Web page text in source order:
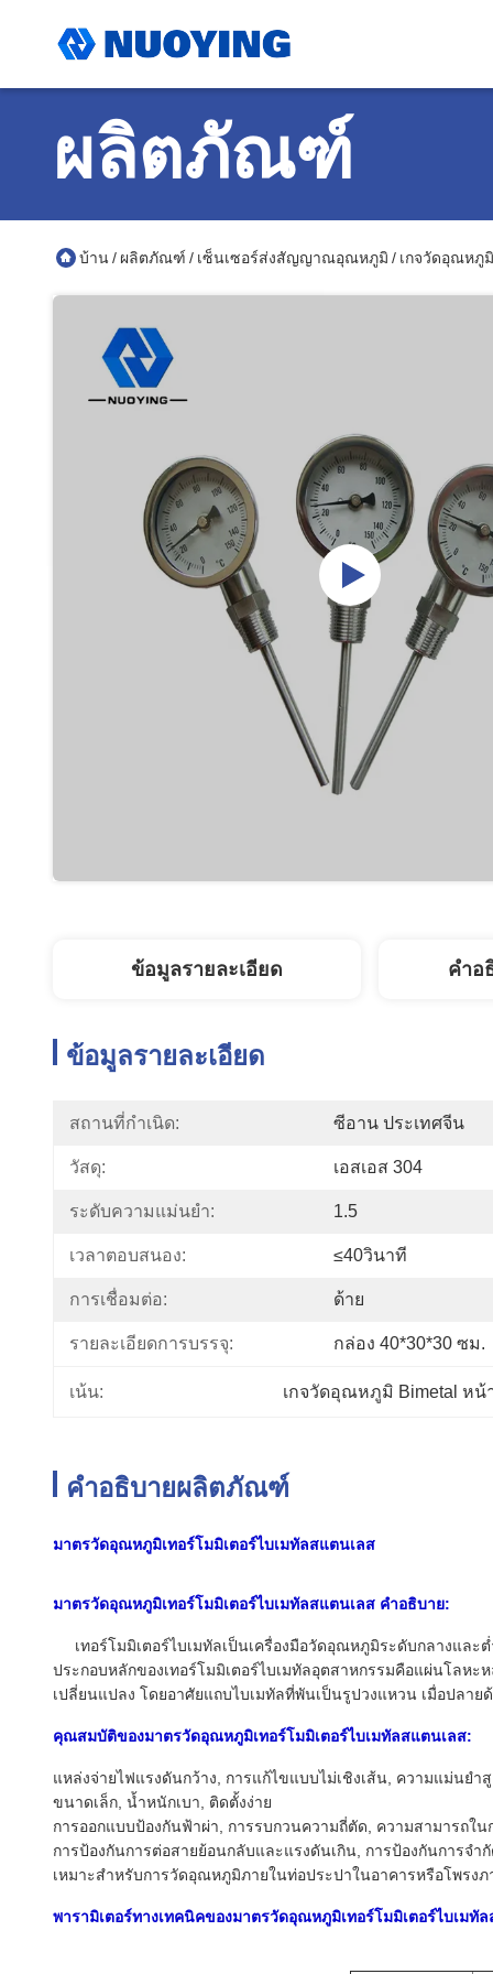
ผลิตภัณฑ์
บ้าน/ ผลิตภัณฑ์ / เซ็นเซอร์ส่งสัญญาณอุณหภูมิ / เกจวัดอุณหภู
ข้อมูลรายละเอียด คำอ
ข้อมูลรายละเอียด
สถานที่กำเนิด: ซีอาน ประเทศจีน
วัสดุ: เอสเอส 304
ระดับความแม่นยำ: 1.5
เวลาตอบสนอง: ≤40วินาที
การเชื่อมต่อ: ด้าย
รายละเอียดการบรรจุ: กล่อง 40*30*30 ซม.
เน้น: เกจวัดอุณหภูมิ Bimetal หน้
คำอธิบายผลิตภัณฑ์
มาตรวัดอุณหภูมิเทอร์โมมิเตอร์ไบเมทัลสแตนเลส
มาตรวัดอุณหภูมิเทอร์โมมิเตอร์ไบเมทัลสแตนเลส คำอธิบาย:
เทอร์โมมิเตอร์ไบเมทัลเป็นเครื่องมือวัดอุณหภูมิระดับกลางและ
ประกอบหลักของเทอร์โมมิเตอร์ไบเมทัลอุตสาหกรรมคือแผ่นโล
เปลี่ยนแปลง โดยอาศัยแถบไบเมทัลที่พันเป็นรูปวงแหวน เมื่อปลา
คุณสมบัติของมาตรวัดอุณหภูมิเทอร์โมมิเตอร์ไบเมทัลสแตนเลส:
แหล่งจ่ายไฟแรงดันกว้าง, การแก้ไขแบบไม่เชิงเส้น, ความแม่นยำ
ขนาดเล็ก, น้ำหนักเบา, ติดตั้งง่าย
การออกแบบป้องกันฟ้าผ่า, การรบกวนความถี่ตัด, ความสามารถใน
การป้องกันการต่อสายย้อนกลับและแรงดันเกิน, การป้องกันการจำ
เหมาะสำหรับการวัดอุณหภูมิภายในท่อประปาในอาคารหรือโพรง
พารามิเตอร์ทางเทคนิคของมาตรวัดอุณหภูมิเทอร์โมมิเตอร์ไบเมทั